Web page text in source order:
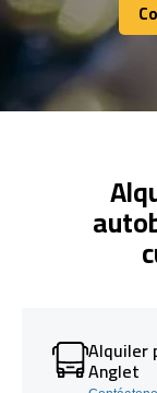
Alquiler
Anglet